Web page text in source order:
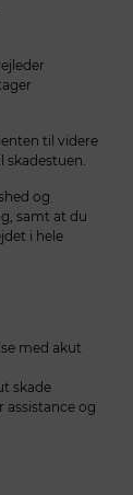
til videre
skadestuen.
og
samt at du
i hele
med akut
skade
assistance og